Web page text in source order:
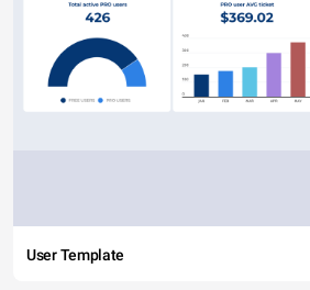
User Template